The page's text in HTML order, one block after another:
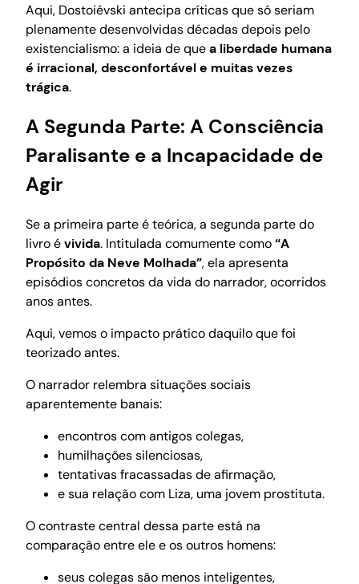
Aqui, Dostoiévski antecipa críticas que só seriam
plenamente desenvolvidas décadas depois pelo
existencialismo: a ideia de quea liberdade humana
é irracional, desconfortável e muitas vezes
trágica.
A Segunda Parte: A Consciência
Paralisante e a Incapacidade de
Agir
Se a primeira parte é teórica, a segunda parte do
livro évivida. Intitulada comumente como“A
Propósito da Neve Molhada”, ela apresenta
episódios concretos da vida do narrador, ocorridos
anos antes.
Aqui, vemos o impacto prático daquilo que foi
teorizado antes.
O narrador relembra situações sociais
aparentemente banais:
encontros com antigos colegas,
humilhações silenciosas,
tentativas fracassadas de afirmação,
e sua relação com Liza, uma jovem prostituta.
O contraste central dessa parte está na
comparação entre ele e os outros homens:
seus colegas são menos inteligentes,